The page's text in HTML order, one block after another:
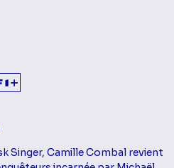
Singer, Camille Combal revient